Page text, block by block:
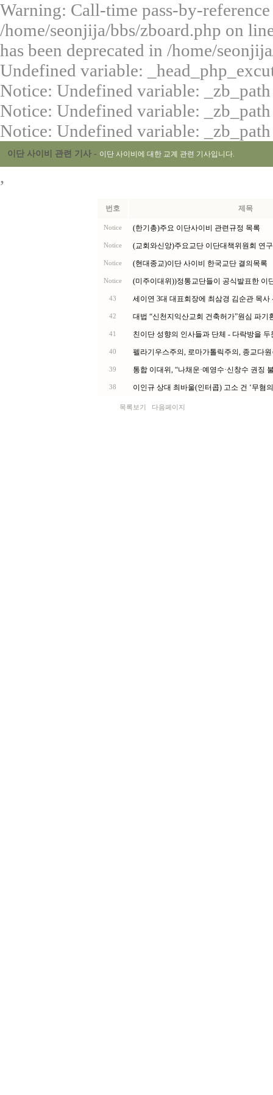
Warning: Call-time pass-by-reference
/home/seonjija/bbs/zboard.php on
has been deprecated in /home/
Undefined variable:
Notice: Undefined variable:
Notice: Undefined variable:
Notice: Undefined variable:
이단 사이비 관련 기사 - 이단 사이비에 대한 교계 관련 기사입니다.
,
번호 제목
Notice (한기총)주요 이단사이비 관련규정 목록
Notice (교회와신앙)주요교단 이단대책위원회 연
Notice (현대종교)이단 사이비 한국교단 결의목록
Notice (미주이대위))정통교단들이 공식발표한 이
43 세이연 3대 대표회장에 최삼경 김순관 목사
42 대법 “신천지익산교회 건축허가”원심 파기
41 친이단 성향의 인사들과 단체 - 다락방을
40 펠라기우스주의, 로마가톨릭주의, 종교다
39 통합 이대위, “나채운·예영수·신창수 권징
38 이인규 상대 최바울(인터콥) 고소 건 ‘무혐
목록보기 다음페이지